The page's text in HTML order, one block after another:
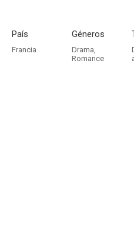
País
Francia
Géneros
Drama,
Romance